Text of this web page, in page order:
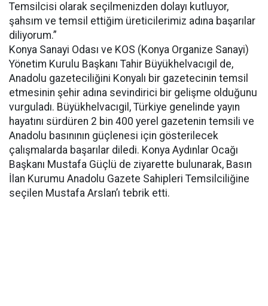
Temsilcisi olarak seçilmenizden dolayı kutluyor,
şahsım ve temsil ettiğim üreticilerimiz adına başarılar
diliyorum.”
Konya Sanayi Odası ve KOS (Konya Organize Sanayi)
Yönetim Kurulu Başkanı Tahir Büyükhelvacıgil de,
Anadolu gazeteciliğini Konyalı bir gazetecinin temsil
etmesinin şehir adına sevindirici bir gelişme olduğunu
vurguladı. Büyükhelvacıgil, Türkiye genelinde yayın
hayatını sürdüren 2 bin 400 yerel gazetenin temsili ve
Anadolu basınının güçlenesi için gösterilecek
çalışmalarda başarılar diledi. Konya Aydınlar Ocağı
Başkanı Mustafa Güçlü de ziyarette bulunarak, Basın
İlan Kurumu Anadolu Gazete Sahipleri Temsilciliğine
seçilen Mustafa Arslan’ı tebrik etti.